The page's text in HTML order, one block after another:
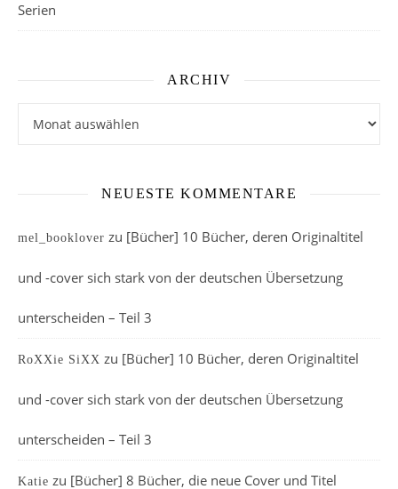
Serien
ARCHIV
NEUESTE KOMMENTARE
mel_booklover zu [Bücher] 10 Bücher, deren Originaltitel
und -cover sich stark von der deutschen Übersetzung
unterscheiden – Teil 3
RoXXie SiXX zu [Bücher] 10 Bücher, deren Originaltitel
und -cover sich stark von der deutschen Übersetzung
unterscheiden – Teil 3
Katie zu [Bücher] 8 Bücher, die neue Cover und Titel